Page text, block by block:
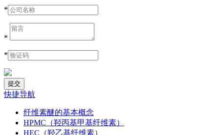
*
*
*
快捷导航
纤维素醚的基本概念
HPMC（羟丙基甲基纤维素）
HEC（羟乙基纤维素）